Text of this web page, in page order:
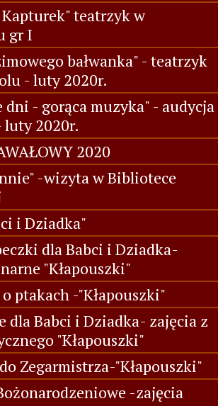
Kapturek" teatrzyk w
gr I
bałwanka" - teatrzyk
- luty 2020r.
dni - gorąca muzyka" - audycja
luty 2020r.
2020
-wizyta w Bibliotece
i Dziadka"
dla Babci i Dziadka-
"Kłapouszki"
ptakach -"Kłapouszki"
dla Babci i Dziadka- zajęcia z
"Kłapouszki"
Zegarmistrza-"Kłapouszki"
-zajęcia